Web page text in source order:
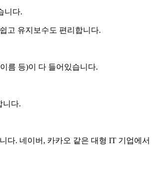
니다.
고 유지보수도 편리합니다.
름 등)이 다 들어있습니다.
니다.
다. 네이버, 카카오 같은 대형 IT 기업에서